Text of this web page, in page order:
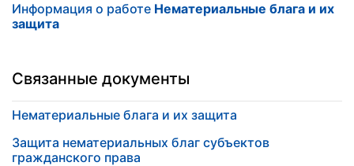
Информация о работе Нематериальные блага и их
защита
Связанные документы
Нематериальные блага и их защита
Защита нематериальных благ субъектов
гражданского права